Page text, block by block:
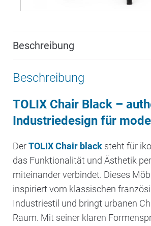
Beschreibung
Beschreibung
TOLIX Chair Black –
Industriedesign für
DerTOLIX Chair black steht für
das Funktionalität und Ästhetik
miteinander verbindet. Dieses
inspiriert vom klassischen
Industriestil und bringt urbanen
Raum. Mit seiner klaren